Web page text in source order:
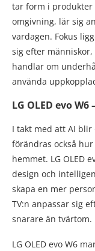
tar form i produkter
omgivning, lär sig
vardagen. Fokus
sig efter
handlar om
använda
LG OLED evo
I takt med att AI
förändras också
hemmet. LG OLED
design och
skapa en mer
TV:n anpassar sig
snarare än tvärtom.
LG OLED evo W6